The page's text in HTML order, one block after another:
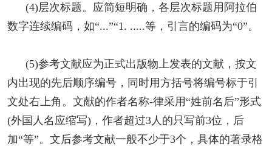
(4)层次标题。应简短明确，各层次标题用阿拉伯
数字连续编码，如“...”“1. .....等，引言的编码为“0”。
(5)参考文献应为正式出版物上发表的文献，按文
内出现的先后顺序编号，同时用方括号将编号标于引
文处右上角。文献的作者名称-律采用“姓前名后”形式
(外国人名应缩写)，作者超过3人的只写前3位，后
加“等”。文后参考文献一般不少于3个，具体的著录格